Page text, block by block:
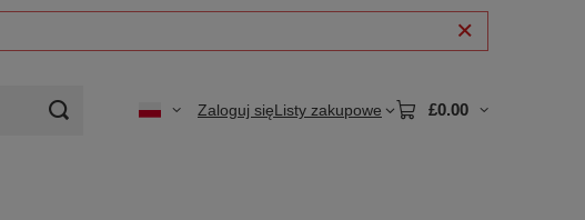
Zaloguj sięListy zakupowe £0.00